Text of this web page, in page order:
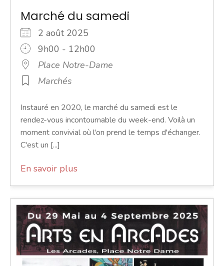
Marché du samedi
2 août 2025
9h00 - 12h00
Place Notre-Dame
Marchés
Instauré en 2020, le marché du samedi est le
rendez-vous incontournable du week-end. Voilà un
moment convivial où l'on prend le temps d'échanger.
C'est un [...]
En savoir plus